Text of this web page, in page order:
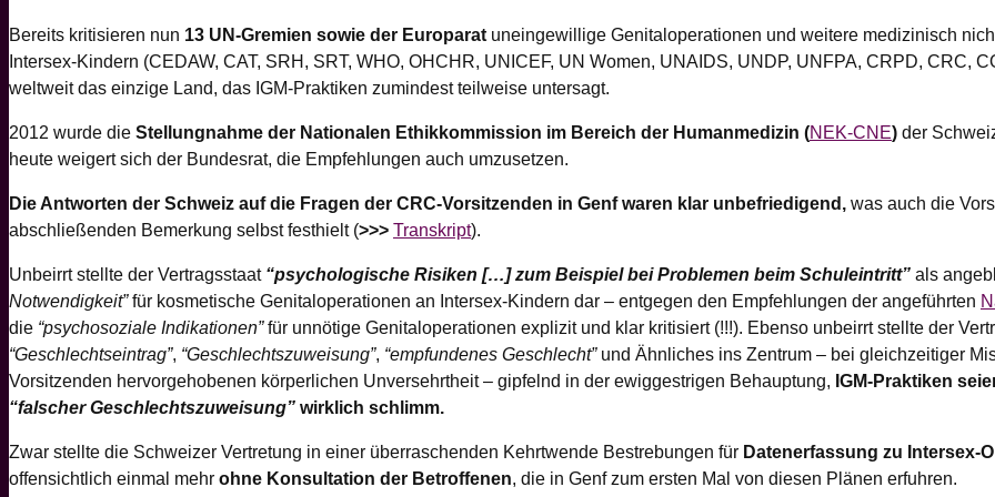
Bereits kritisieren nun 13 UN-Gremien sowie der Europarat uneingewillige Genitaloperationen und weitere medizinisch
Intersex-Kindern (CEDAW, CAT, SRH, SRT, WHO, OHCHR, UNICEF, UN Women, UNAIDS, UNDP, UNFPA, CRPD, CRC,
weltweit das einzige Land, das IGM-Praktiken zumindest teilweise untersagt.
2012 wurde die Stellungnahme der Nationalen Ethikkommission im Bereich der Humanmedizin (NEK-CNE) der
heute weigert sich der Bundesrat, die Empfehlungen auch umzusetzen.
Die Antworten der Schweiz auf die Fragen der CRC-Vorsitzenden in Genf waren klar unbefriedigend, was auch die
abschließenden Bemerkung selbst festhielt (>>> Transkript).
Unbeirrt stellte der Vertragsstaat “psychologische Risiken […] zum Beispiel bei Problemen beim Schuleintritt” als
Notwendigkeit”für kosmetische Genitaloperationen an Intersex-Kindern dar – entgegen den Empfehlungen der angeführten
die “psychosoziale Indikationen”für unnötige Genitaloperationen explizit und klar kritisiert (!!!). Ebenso unbeirrt stellte der
“Geschlechtseintrag”, “Geschlechtszuweisung”, “empfundenes Geschlecht”und Ähnliches ins Zentrum – bei gleichzeitiger
Vorsitzenden hervorgehobenen körperlichen Unversehrtheit – gipfelnd in der ewiggestrigen Behauptung, IGM-Praktiken
“falscher Geschlechtszuweisung” wirklich schlimm.
Zwar stellte die Schweizer Vertretung in einer überraschenden Kehrtwende Bestrebungen für Datenerfassung zu Intersex-
offensichtlich einmal mehr ohne Konsultation der Betroffenen, die in Genf zum ersten Mal von diesen Plänen erfuhren.